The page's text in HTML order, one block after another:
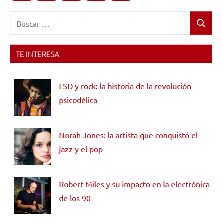
Buscar
TE INTERESA
LSD y rock: la historia de la revolución
psicodélica
Norah Jones: la artista que conquistó el
jazz y el pop
Robert Miles y su impacto en la electrónica
de los 90